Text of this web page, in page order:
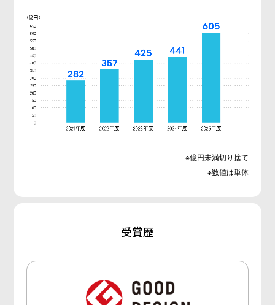
※億円未満切り捨て
※数値は単体
受賞歴